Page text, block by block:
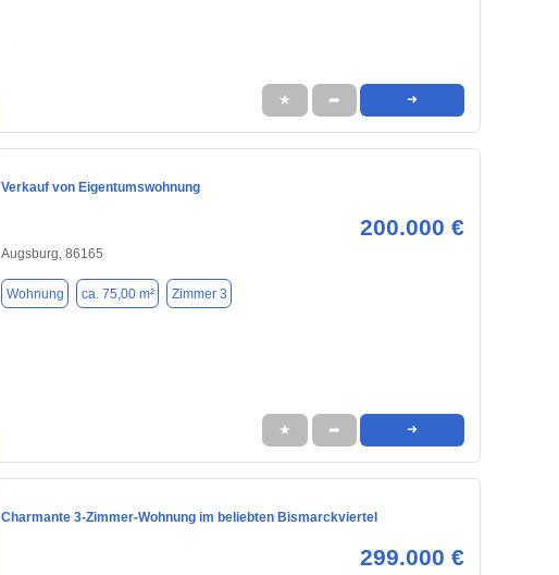
★ ➦ ➜
Verkauf von Eigentumswohnung
200.000 €
Augsburg, 86165
Wohnung ca. 75,00 m² Zimmer 3
★ ➦ ➜
Charmante 3-Zimmer-Wohnung im beliebten Bismarckviertel
299.000 €